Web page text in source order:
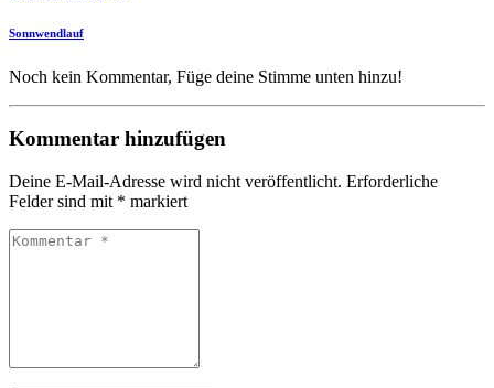
Sonnwendlauf
Noch kein Kommentar, Füge deine Stimme unten hinzu!
Kommentar hinzufügen
Deine E-Mail-Adresse wird nicht veröffentlicht. Erforderliche
Felder sind mit * markiert
Kommentar